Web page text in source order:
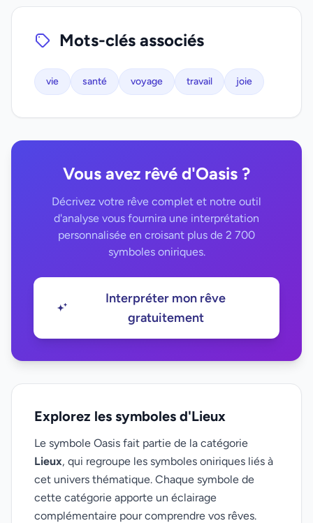
Mots-clés associés
vie santé voyage travail joie
Vous avez rêvé d'Oasis ?
Décrivez votre rêve complet et notre outil
d'analyse vous fournira une interprétation
personnalisée en croisant plus de 2 700
symboles oniriques.
Interpréter mon rêve
gratuitement
Explorez les symboles d'Lieux
Le symbole Oasis fait partie de la catégorie
Lieux, qui regroupe les symboles oniriques liés à
cet univers thématique. Chaque symbole de
cette catégorie apporte un éclairage
complémentaire pour comprendre vos rêves.